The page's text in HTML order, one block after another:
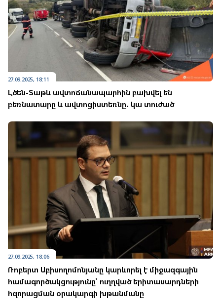
27.09.2025, 18:11
Լծեն-Տաթև ավտոճանապարհին բախվել են
բեռնատարը և ավտոցիստեռնը․ կա տուժած
27.09.2025, 18:06
Ռոբերտ Աբիսողոմոնյանը կարևորել է միջազգային
համագործակցությունը՝ ուղղված երիտասարդների
հզորացման օրակարգի խթանմանը